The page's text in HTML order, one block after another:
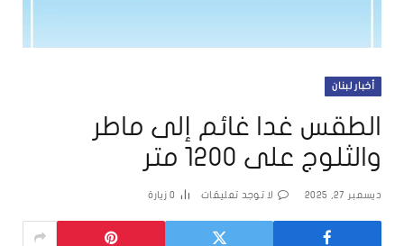
أخبار لبنان
الطقس غدا غائم إلى ماطر
والثلوج على 1200 متر
ديسمبر 27, 2025 لا توجد تعليقات 0 زيارة